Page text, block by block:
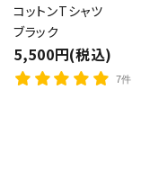
コットンTシャツ
ブラック
5,500円(税込)
7件